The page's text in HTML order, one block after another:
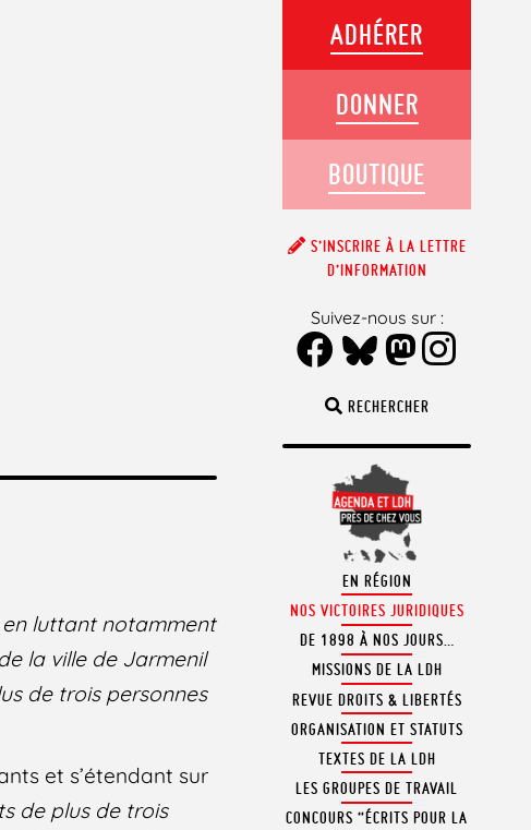
en luttant notamment
la ville de Jarmenil
de trois personnes
et s’étendant sur
de plus de trois
RECHERCHER
EN RÉGION
NOS VICTOIRES JURIDIQUES
DE 1898 À NOS JOURS…
MISSIONS DE LA LDH
REVUE DROITS & LIBERTÉS
ORGANISATION ET STATUTS
TEXTES DE LA LDH
LES GROUPES DE TRAVAIL
CONCOURS “ÉCRITS POUR LA
ADHÉRER
DONNER
BOUTIQUE
S’INSCRIRE À LA LETTRE
D’INFORMATION
Suivez-nous sur :